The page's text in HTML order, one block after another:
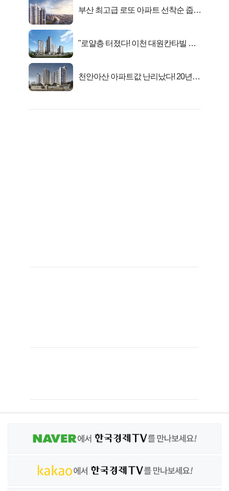
부산 최고급 로또 아파트 선착순 줍줍
"로얄층 터졌다! 이천 대원칸타빌 잔
천안아산 아파트값 난리났다! 20년